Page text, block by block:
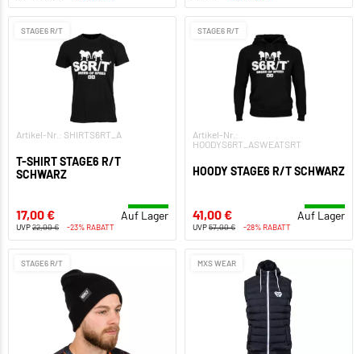
STAGE6 R/T
Artikel-Nr.: SHIRTS6RT_A
T-SHIRT STAGE6 R/T
SCHWARZ
17,00 € Auf Lager
UVP22,00 € -23% RABATT
STAGE6 R/T
Artikel-Nr.:
HOODYS6RT_ASWEATSRT
HOODY STAGE6 R/T SCHWARZ
41,00 € Auf Lager
UVP57,00 € -28% RABATT
STAGE6 R/T MXS WEAR